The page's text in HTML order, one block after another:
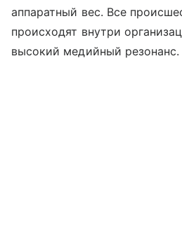
аппаратный вес. Все
происходят внутри
высокий медийный резонанс.